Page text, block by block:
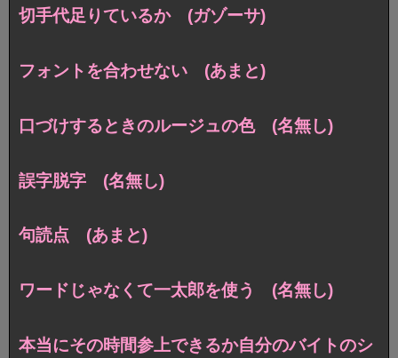
切手代足りているか (ガゾーサ)
フォントを合わせない (あまと)
口づけするときのルージュの色 (名無し)
誤字脱字 (名無し)
句読点 (あまと)
ワードじゃなくて一太郎を使う (名無し)
本当にその時間参上できるか自分のバイトのシ